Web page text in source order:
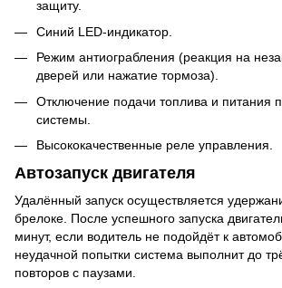
защиту.
Синий LED-индикатор.
Режим антиограбления (реакция на
дверей или нажатие тормоза).
Отключение подачи топлива и питания
системы.
Высококачественные реле управления.
Автозапуск двигателя
Удалённый запуск осуществляется
брелоке. После успешного запуска
минут, если водитель не подойдёт к
неудачной попытки система выполнит до
повторов с паузами.